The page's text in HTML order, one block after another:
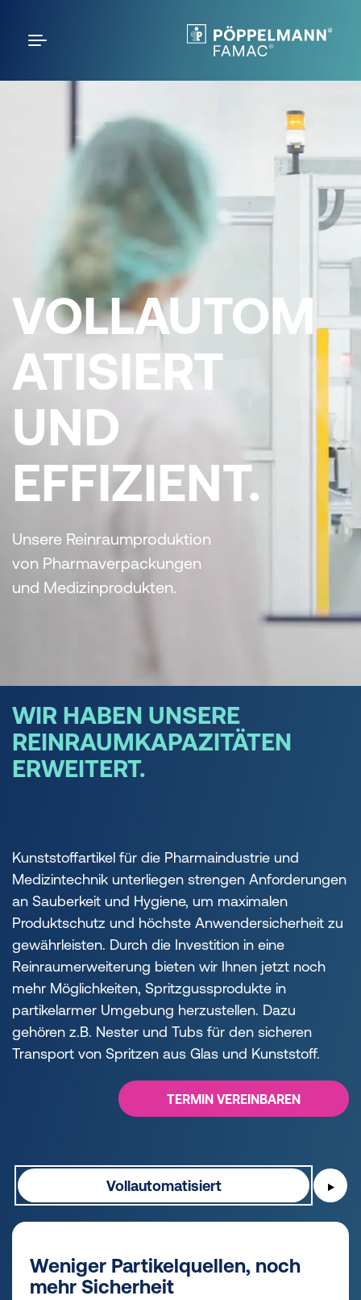
VOLLAUTOM
ATISIERT
UND
EFFIZIENT.
Unsere Reinraumproduktion
von Pharmaverpackungen
und Medizinprodukten.
WIR HABEN UNSERE
REINRAUMKAPAZITÄTEN
ERWEITERT.
Kunststoffartikel für die Pharmaindustrie und
Medizintechnik unterliegen strengen Anforderungen
an Sauberkeit und Hygiene, um maximalen
Produktschutz und höchste Anwendersicherheit zu
gewährleisten. Durch die Investition in eine
Reinraumerweiterung bieten wir Ihnen jetzt noch
mehr Möglichkeiten, Spritzgussprodukte in
partikelarmer Umgebung herzustellen. Dazu
gehören z.B. Nester und Tubs für den sicheren
Transport von Spritzen aus Glas und Kunststoff.
TERMIN VEREINBAREN
Vollautomatisiert ▶
Weniger Partikelquellen, noch
mehr Sicherheit